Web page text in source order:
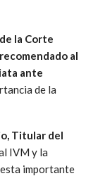
la Corte
al
ante
de la
Titular del
IVM y la
importante